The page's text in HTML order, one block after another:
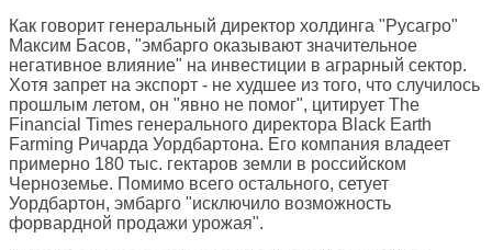
Как говорит генеральный директор холдинга "Русагро"
Максим Басов, "эмбарго оказывают значительное
негативное влияние" на инвестиции в аграрный сектор.
Хотя запрет на экспорт - не худшее из того, что случилось
прошлым летом, он "явно не помог", цитирует The
Financial Times генерального директора Black Earth
Farming Ричарда Уордбартона. Его компания владеет
примерно 180 тыс. гектаров земли в российском
Черноземье. Помимо всего остального, сетует
Уордбартон, эмбарго "исключило возможность
форвардной продажи урожая".